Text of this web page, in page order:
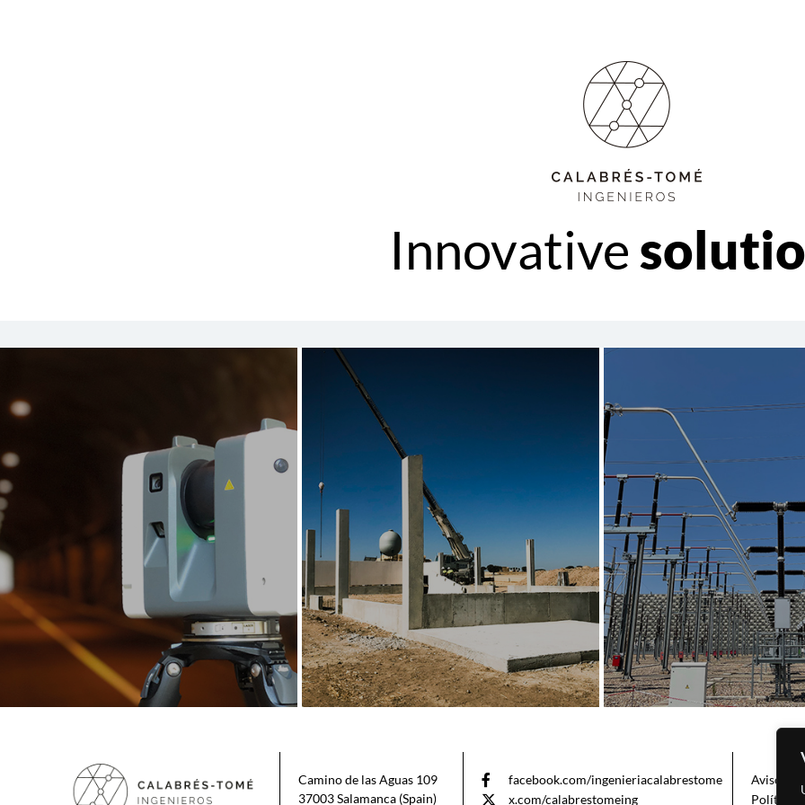
Innovative
Camino de las Aguas 109
37003 Salamanca (Spain)
facebook.com/ingenieriacalabrestome
x.com/calabrestomeing
Aviso
Política